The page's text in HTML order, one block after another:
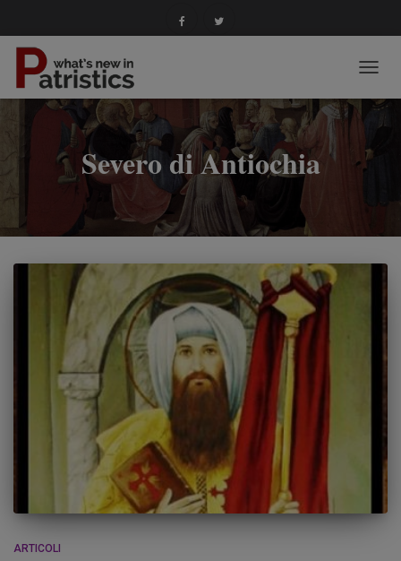
Severo di Antiochia
ARTICOLI